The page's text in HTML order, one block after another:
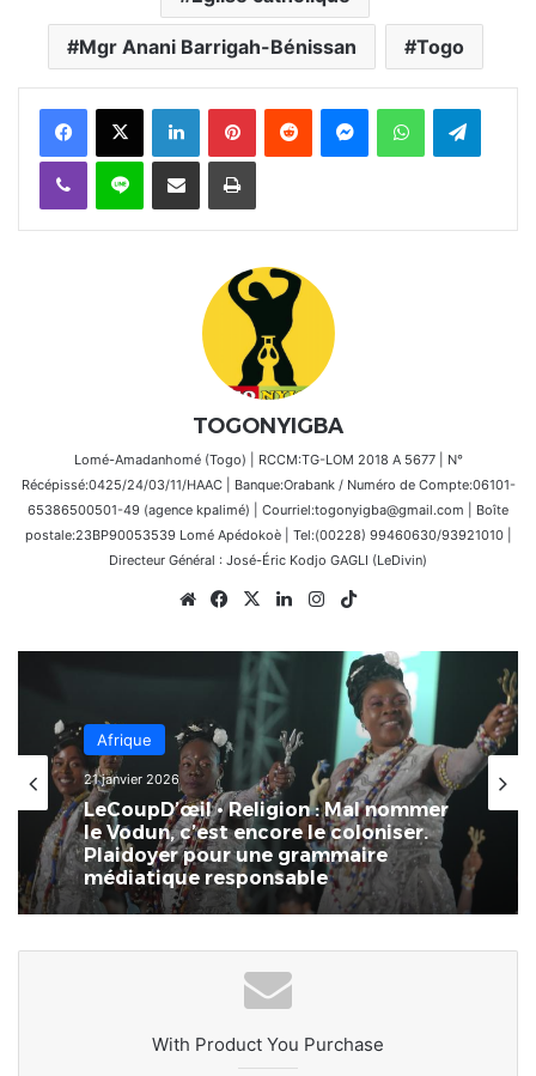
Mgr Anani Barrigah-Bénissan Togo
FacebookX Linkedin PinterestReddit MessengerWhatsAppTelegram
Viber Ligne Partager par email Imprimer
TOGONYIGBA
Lomé-Amadanhomé (Togo) | RCCM:TG-LOM 2018 A 5677 | N°
Récépissé:0425/24/03/11/HAAC | Banque:Orabank / Numéro de Compte:06101-
65386500501-49 (agence kpalimé) | Courriel:togonyigba@gmail.com | Boîte
postale:23BP90053539 Lomé Apédokoè | Tel:(00228) 99460630/93921010 |
Directeur Général : José-Éric Kodjo GAGLI (LeDivin)
WebsiteFacebook
X LinkedinInstagram
Afrique
21 janvier 2026
LeCoupD’œil • Religion : Mal nommer
le Vodun, c’est encore le coloniser.
médiatique responsable
Afrique
12 janvier 2026
Bénin – Vodun Days 2026 : la ville de
Ouidah, carrefour mondial de la
culture et du sacré
With Product You Purchase